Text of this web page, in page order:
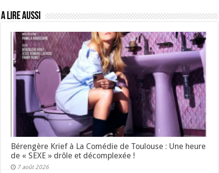
A lire aussi
Bérengère Krief à La Comédie de Toulouse : Une heure
de « SEXE » drôle et décomplexée !
7 août 2026